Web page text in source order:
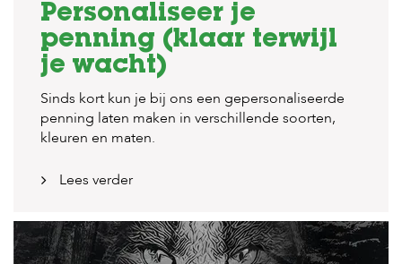
Personaliseer je
penning (klaar terwijl
je wacht)
Sinds kort kun je bij ons een gepersonaliseerde
penning laten maken in verschillende soorten,
kleuren en maten.
Lees verder